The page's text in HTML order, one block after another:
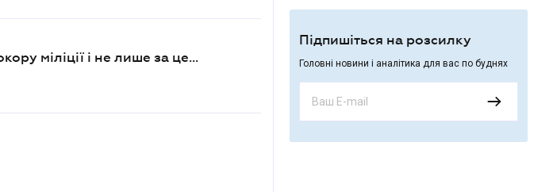
міліції і не лише за це...
Підпишіться на розсилку
Головні новини і аналітика для вас по буднях